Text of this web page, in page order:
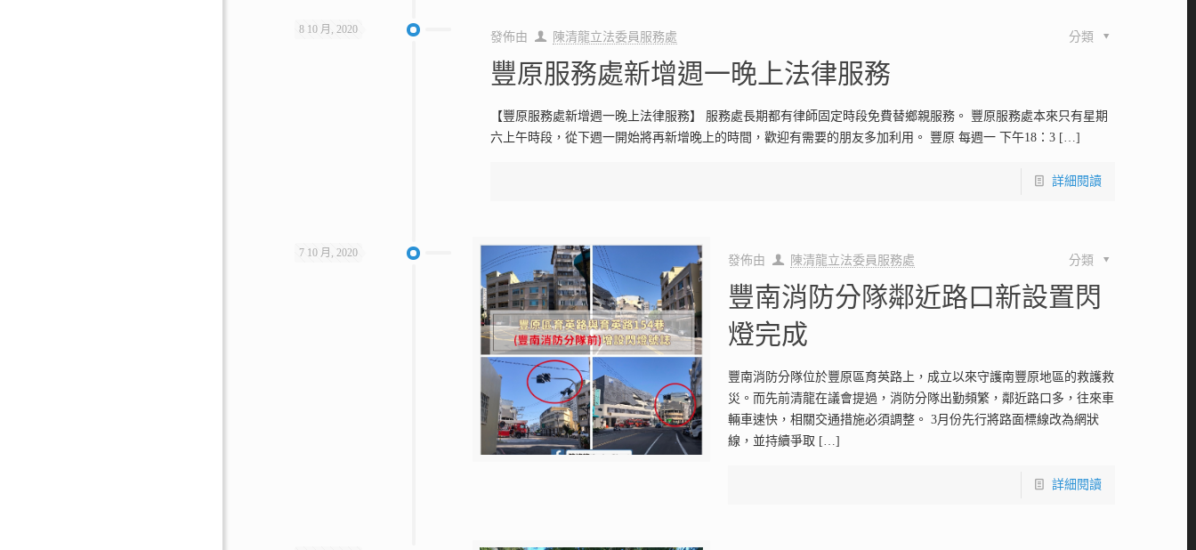
8 10 月, 2020
發佈由 陳清龍立法委員服務處 分類
豐原服務處新增週一晚上法律服務
【豐原服務處新增週一晚上法律服務】 服務處長期都有律師固定時段免費替鄉親服務。 豐原服務處本來只有星期
六上午時段，從下週一開始將再新增晚上的時間，歡迎有需要的朋友多加利用。 豐原 每週一 下午18：3 […]
詳細閱讀
7 10 月, 2020
發佈由 陳清龍立法委員服務處 分類
豐南消防分隊鄰近路口新設置閃
燈完成
豐南消防分隊位於豐原區育英路上，成立以來守護南豐原地區的救護救
災。而先前清龍在議會提過，消防分隊出勤頻繁，鄰近路口多，往來車
輛車速快，相關交通措施必須調整。 3月份先行將路面標線改為網狀
線，並持續爭取 […]
詳細閱讀